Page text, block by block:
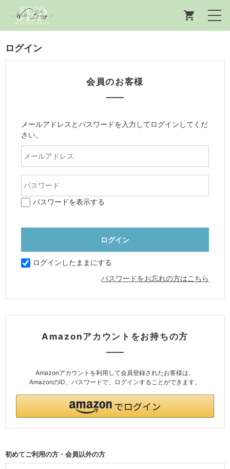
ログイン
会員のお客様
メールアドレスとパスワードを入力してログインしてくだ
さい。
パスワードを表示する
ログインしたままにする
パスワードをお忘れの方はこちら
Amazonアカウントをお持ちの方
Amazonアカウントを利用して会員登録されたお客様は、
AmazonのID、パスワードで、ログインすることができます。
初めてご利用の方・会員以外の方